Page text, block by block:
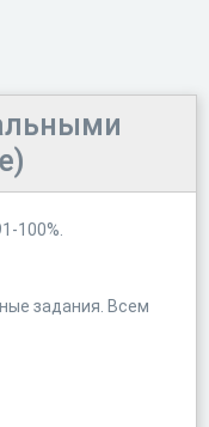
100%.
задания. Всем